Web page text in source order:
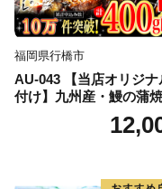
福岡県行橋市
AU-043 【当店オリジナ
付け】九州産・鰻の蒲